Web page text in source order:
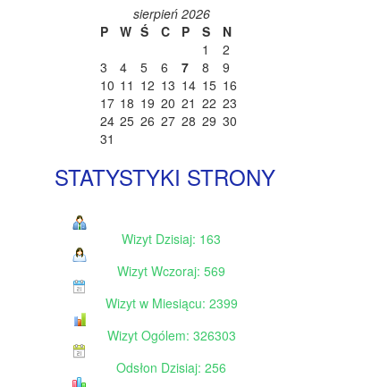
sierpień 2026
P
W Ś C P S
N
1
2
3
4 5 6 7 8
9
10 11 12 13 14 15 16
17 18 19 20 21 22 23
24 25 26 27 28 29 30
31
STATYSTYKI STRONY
Wizyt Dzisiaj: 163
Wizyt Wczoraj: 569
Wizyt w Miesiącu: 2399
Wizyt Ogólem: 326303
Odsłon Dzisiaj: 256